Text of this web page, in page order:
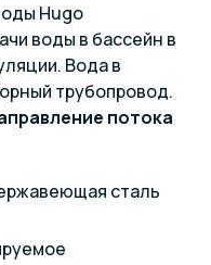
Hugo
воды в бассейн в
Вода в
трубопровод.
потока
сталь